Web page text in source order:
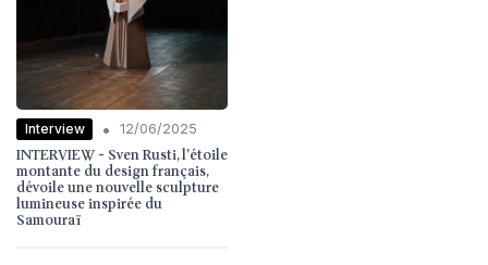
Interview • 12/06/2025
INTERVIEW - Sven Rusti, l'étoile
montante du design français,
dévoile une nouvelle sculpture
lumineuse inspirée du
Samouraï